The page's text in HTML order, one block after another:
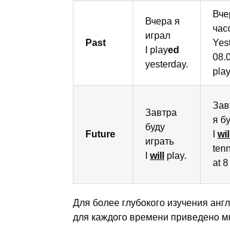
Past
Вчера я
играл
I played
yesterday.
play
Future
Завтра
буду
играть
will play.
я
at 8
Для более глубокого изучения
для каждого времени приведено